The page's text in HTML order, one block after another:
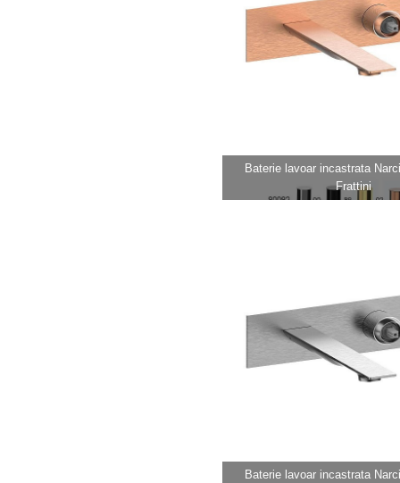
Baterie lavoar incastrata
Frattini
Baterie lavoar incastrata